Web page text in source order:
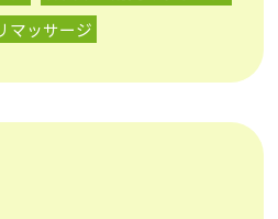
ッサージ